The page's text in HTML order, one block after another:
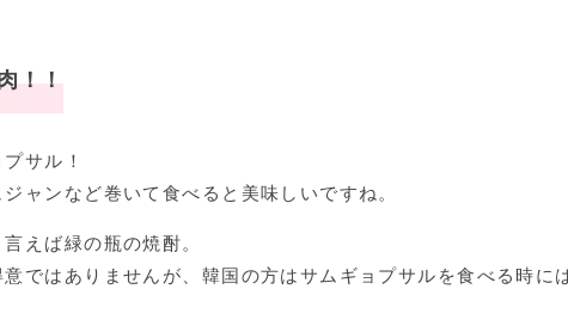
！！
サル！
ャンなど巻いて食べると美味しいですね。
えば緑の瓶の焼酎。
ではありませんが、韓国の方はサムギョプサルを食べる時に